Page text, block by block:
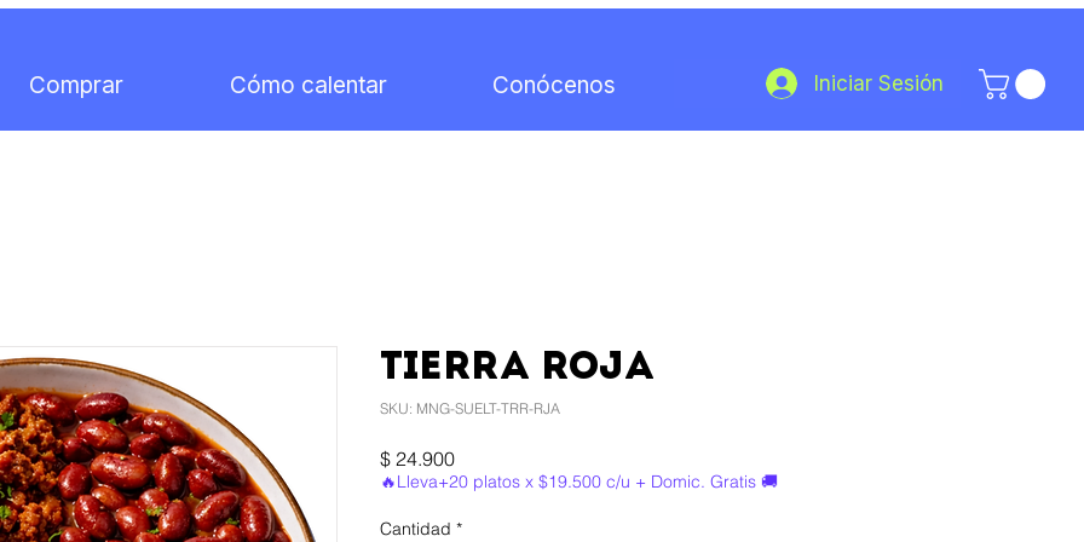
Comprar Cómo calentar Conócenos Iniciar Sesión
TIERRA ROJA
SKU: MNG-SUELT-TRR-RJA
$ 24.900Precio
🔥Lleva+20 platos x $19.500 c/u + Domic. Gratis 🚚
Cantidad *